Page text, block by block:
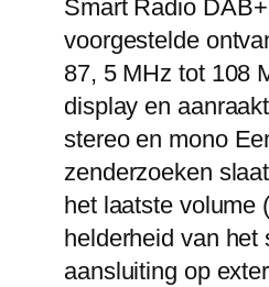
Smart Radio
voorgestelde
87, 5 MHz tot 108
display en
stereo en mono
zenderzoeken
het laatste volume
helderheid van het
aansluiting op